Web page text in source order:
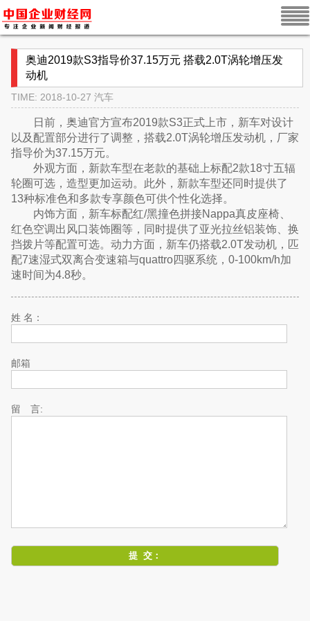
奥迪2019款S3指导价37.15万元 搭载2.0T涡轮增压发
动机
TIME: 2018-10-27 汽车
日前，奥迪官方宣布2019款S3正式上市，新车对设计
以及配置部分进行了调整，搭载2.0T涡轮增压发动机，厂家
指导价为37.15万元。
外观方面，新款车型在老款的基础上标配2款18寸五辐
轮圈可选，造型更加运动。此外，新款车型还同时提供了
13种标准色和多款专享颜色可供个性化选择。
内饰方面，新车标配红/黑撞色拼接Nappa真皮座椅、
红色空调出风口装饰圈等，同时提供了亚光拉丝铝装饰、换
挡拨片等配置可选。动力方面，新车仍搭载2.0T发动机，匹
配7速湿式双离合变速箱与quattro四驱系统，0-100km/h加
速时间为4.8秒。
姓 名：
邮箱
留 言: